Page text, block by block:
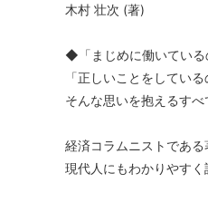
木村 壮次 (著)
◆「まじめに働いている
「正しいことをしてい
そんな思いを抱えるす
経済コラムニストであ
現代人にもわかりやすく